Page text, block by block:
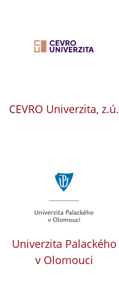
CEVRO Univerzita, z.ú.
Univerzita Palackého
v Olomouci